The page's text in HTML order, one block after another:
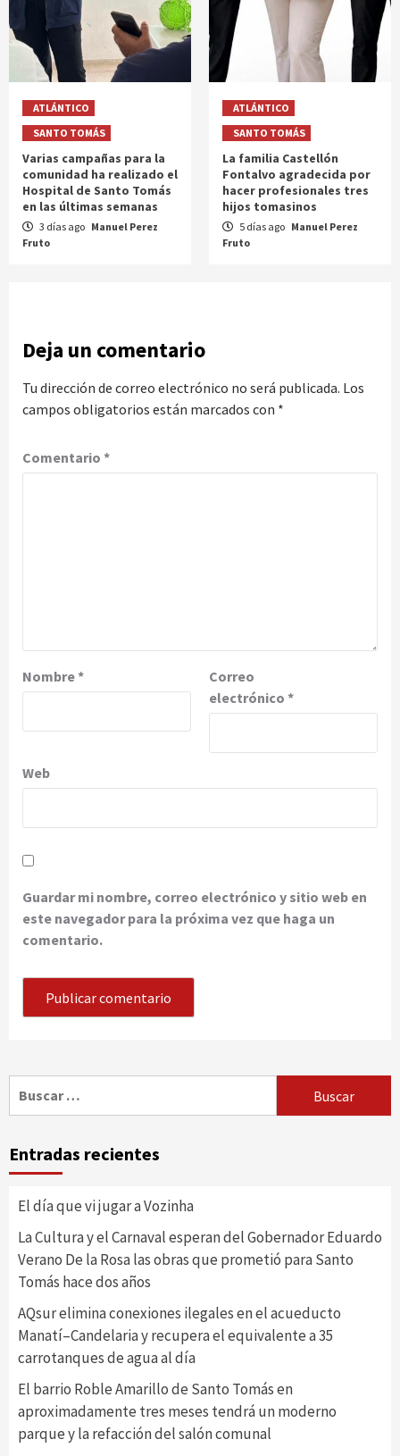
ATLÁNTICO
SANTO TOMÁS
Varias campañas para la
comunidad ha realizado el
Hospital de Santo Tomás
en las últimas semanas
3 días ago Manuel Perez
Fruto
ATLÁNTICO
SANTO TOMÁS
La familia Castellón
Fontalvo agradecida por
hacer profesionales tres
hijos tomasinos
5 días ago Manuel Perez
Fruto
Deja un comentario
Tu dirección de correo electrónico no será publicada. Los
campos obligatorios están marcados con *
Comentario *
Nombre*
Correo
electrónico *
Web
Guardar mi nombre, correo electrónico y sitio web en
este navegador para la próxima vez que haga un
comentario.
Entradas recientes
El día que vi jugar a Vozinha
La Cultura y el Carnaval esperan del Gobernador Eduardo
Verano De la Rosa las obras que prometió para Santo
Tomás hace dos años
AQsur elimina conexiones ilegales en el acueducto
Manatí–Candelaria y recupera el equivalente a 35
carrotanques de agua al día
El barrio Roble Amarillo de Santo Tomás en
aproximadamente tres meses tendrá un moderno
parque y la refacción del salón comunal